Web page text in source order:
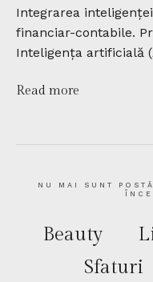
Integrarea
financiar-contabile.
Inteligența artificială
Read more
NU MAI SUNT
Beauty
Sfaturi